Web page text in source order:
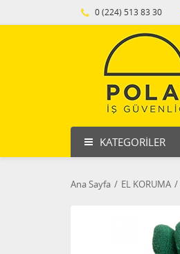
0 (224) 513 83 30
KATEGORILER
Ana Sayfa EL KORUMA